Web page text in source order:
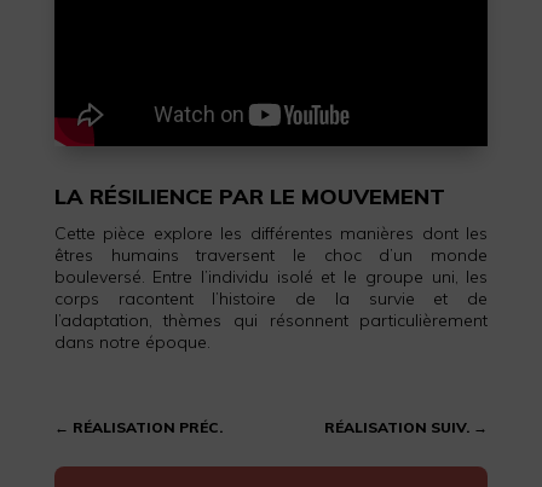
LA RÉSILIENCE PAR LE MOUVEMENT
Cette pièce explore les différentes manières dont les
êtres humains traversent le choc d’un monde
bouleversé. Entre l’individu isolé et le groupe uni, les
corps racontent l’histoire de la survie et de
l’adaptation, thèmes qui résonnent particulièrement
dans notre époque.
← RÉALISATION PRÉC. RÉALISATION SUIV. →